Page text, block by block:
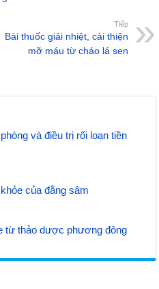
Tiếp
Bài thuốc giải nhiệt, cải thiện
mỡ máu từ cháo lá sen
và điều trị rối loạn tiền
của đằng sâm
từ thảo dược phương đông